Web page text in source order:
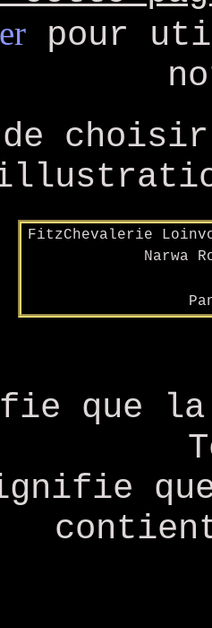
pour
FitzChevalerie
Narwa
que